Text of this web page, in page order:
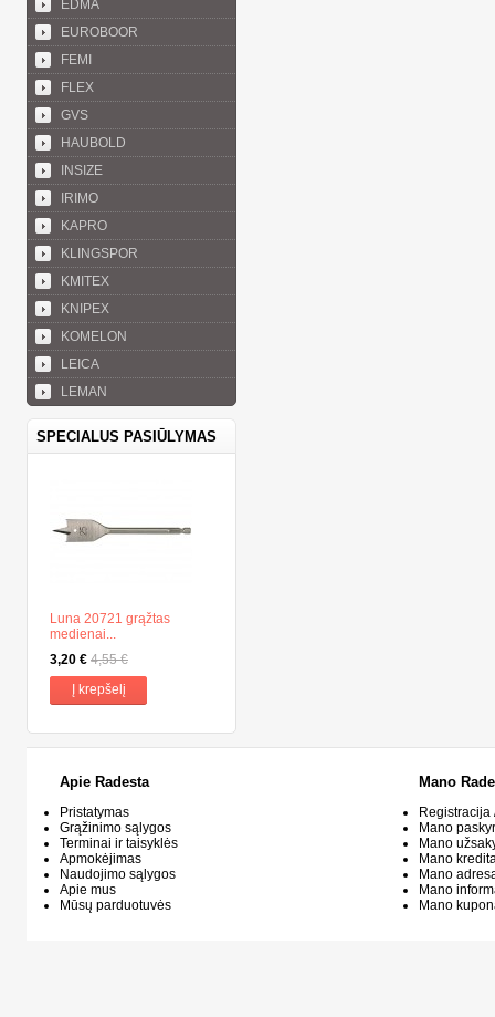
EDMA
EUROBOOR
FEMI
FLEX
GVS
HAUBOLD
INSIZE
IRIMO
KAPRO
KLINGSPOR
KMITEX
KNIPEX
KOMELON
LEICA
LEMAN
SPECIALUS PASIŪLYMAS
Luna 20721 grąžtas
medienai...
3,20 € 4,55 €
Į krepšelį
Apie Radesta
Pristatymas
Grąžinimo sąlygos
Terminai ir taisyklės
Apmokėjimas
Naudojimo sąlygos
Apie mus
Mūsų parduotuvės
Mano
Mano
Mano
Mano
Mano
Mano
Mano